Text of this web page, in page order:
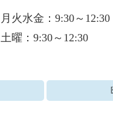
月火水金：9:30～
土曜：9:30～12:30